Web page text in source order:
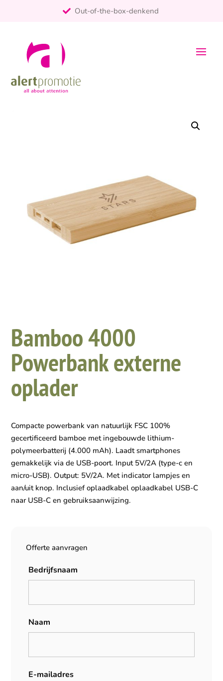
Out-of-the-box-denkend
Bamboo 4000
Powerbank externe
oplader
Compacte powerbank van natuurlijk FSC 100%
gecertificeerd bamboe met ingebouwde lithium-
polymeerbatterij (4.000 mAh). Laadt smartphones
gemakkelijk via de USB-poort. Input 5V/2A (type-c en
micro-USB). Output: 5V/2A. Met indicator lampjes en
aan/uit knop. Inclusief oplaadkabel oplaadkabel USB-C
naar USB-C en gebruiksaanwijzing.
Offerte aanvragen
Bedrijfsnaam
Naam
E-mailadres